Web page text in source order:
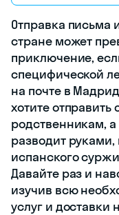
Отправка письма
стране может
приключение,
специфической
на почте в
хотите
родственникам,
разводит
испанского
Давайте раз и
изучив всю
услуг и доставки